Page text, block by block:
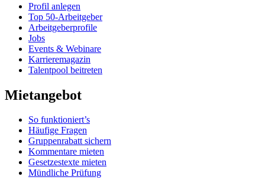
Profil anlegen
Top 50-Arbeitgeber
Arbeitgeberprofile
Jobs
Events & Webinare
Karrieremagazin
Talentpool beitreten
Mietangebot
So funktioniert’s
Häufige Fragen
Gruppenrabatt sichern
Kommentare mieten
Gesetzestexte mieten
Mündliche Prüfung